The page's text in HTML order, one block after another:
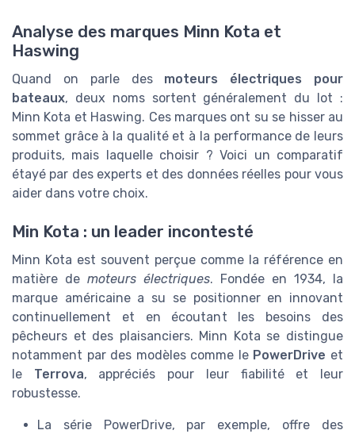
Analyse des marques Minn Kota et
Haswing
Quand on parle des moteurs électriques pour
bateaux, deux noms sortent généralement du lot :
Minn Kota et Haswing. Ces marques ont su se hisser au
sommet grâce à la qualité et à la performance de leurs
produits, mais laquelle choisir ? Voici un comparatif
étayé par des experts et des données réelles pour vous
aider dans votre choix.
Min Kota : un leader incontesté
Minn Kota est souvent perçue comme la référence en
matière de moteurs électriques. Fondée en 1934, la
marque américaine a su se positionner en innovant
continuellement et en écoutant les besoins des
pêcheurs et des plaisanciers. Minn Kota se distingue
notamment par des modèles comme le PowerDrive et
le Terrova, appréciés pour leur fiabilité et leur
robustesse.
La série PowerDrive, par exemple, offre des